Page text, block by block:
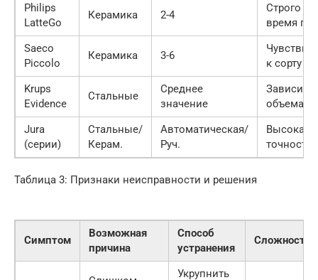
Philips
LatteGo
Керамика 2-4
Строго во
время
Saeco
Piccolo
Керамика 3-6
к сорту
Krups
Evidence
Стальные
Среднее
значение
Зависит
объема
Jura
(серии)
Стальные/
Керам.
Автоматическая/
Руч.
Высокая
точность
Таблица 3: Признаки неисправности и решения
Симптом
Возможная
причина
Способ
устранения
Сложность
Укрупнить